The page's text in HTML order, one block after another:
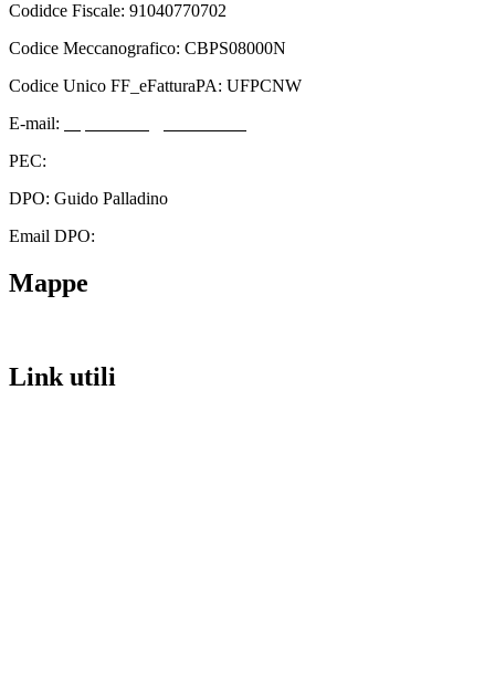
Codidce Fiscale: 91040770702
Codice Meccanografico: CBPS08000N
Codice Unico FF_eFatturaPA: UFPCNW
E-mail:
PEC:
DPO: Guido Palladino
Email DPO:
Mappe
Link utili